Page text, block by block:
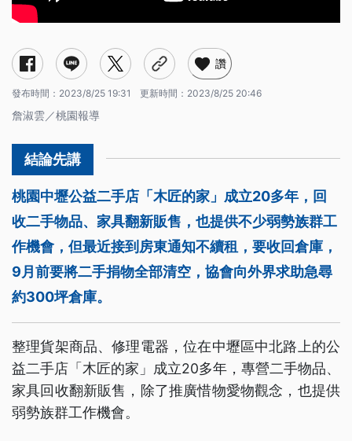
讚
發布時間： 2023/8/25 19:31 更新時間： 2023/8/25 20:46
詹淑雲／桃園報導
桃園中壢公益二手店「木匠的家」成立20多年，回
收二手物品、家具翻新販售，也提供不少弱勢族群工
作機會，但最近接到房東通知不續租，要收回倉庫，
9月前要將二手捐物全部清空，協會向外界求助急尋
約300坪倉庫。
整理貨架商品、修理電器，位在中壢區中北路上的公
益二手店「木匠的家」成立20多年，專營二手物品、
家具回收翻新販售，除了推廣惜物愛物觀念，也提供
弱勢族群工作機會。